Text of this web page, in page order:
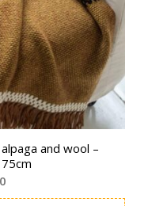
and wool –